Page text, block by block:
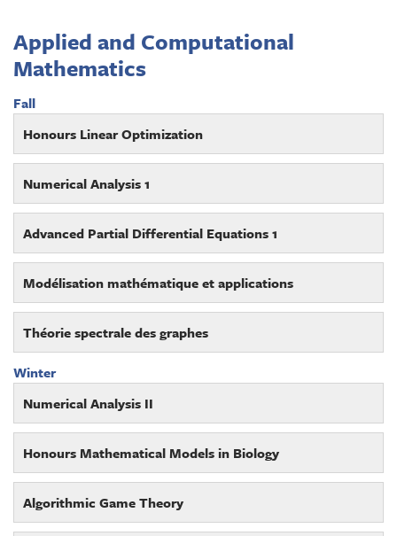
Applied and Computational
Mathematics
Fall
Honours Linear Optimization
Numerical Analysis 1
Advanced Partial Differential Equations 1
Modélisation mathématique et applications
Théorie spectrale des graphes
Winter
Numerical Analysis II
Honours Mathematical Models in Biology
Algorithmic Game Theory